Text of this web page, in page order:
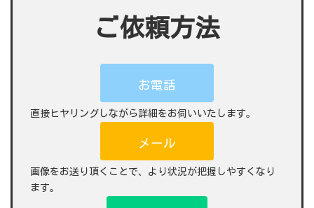
ご依頼方法
お電話
直接ヒヤリングしながら詳細をお伺いいたします。
メール
画像をお送り頂くことで、より状況が把握しやすくなり
ます。